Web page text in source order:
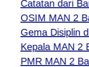
Catatan dari
OSIM MAN 2
Gema Disiplin di
Kepala MAN 2
PMR MAN 2